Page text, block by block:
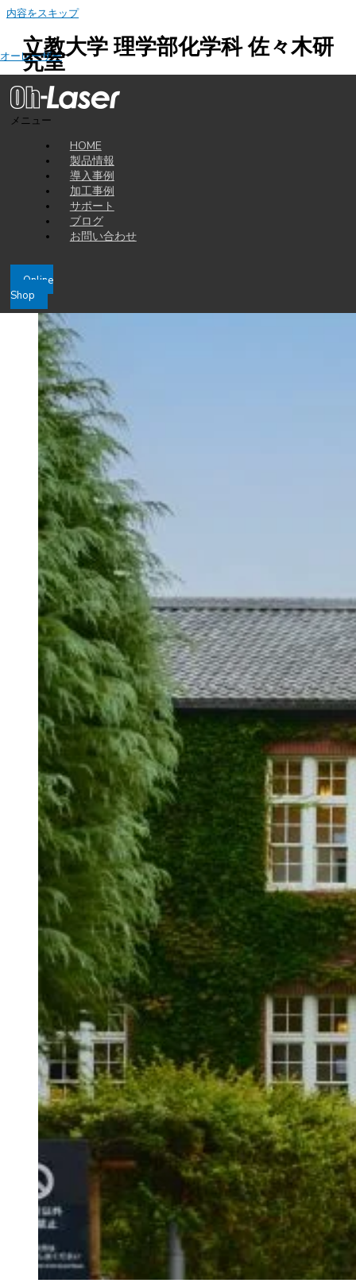
内容をスキップ
オーレーザー
メニュー
HOME
製品情報
導入事例
加工事例
サポート
ブログ
お問い合わせ
Online
Shop
立教大学 理学部化学科 佐々木研
究室
立教大学 理学部化学科 佐々木研究室
小さなデバイスの中に生体環境を再現。
Prologue
立教大学 理学部化学科で生命分析化学の研究を行う佐々木研究室では、マ
イクロ流体デバイスを用いた生体物質の実験が進められています。
髪の毛ほどの細い流路をもつこのデバイスは、学生達と共に HAJIME を利
用して作製し、仮説検証のスピードを加速させているそうです。
その取り組みと展望を追ってみました。